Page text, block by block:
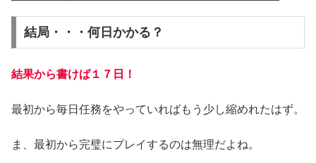
結局・・・何日かかる？
結果から書けば１７日！
最初から毎日任務をやっていればもう少し縮めれたはず。
ま、最初から完璧にプレイするのは無理だよね。